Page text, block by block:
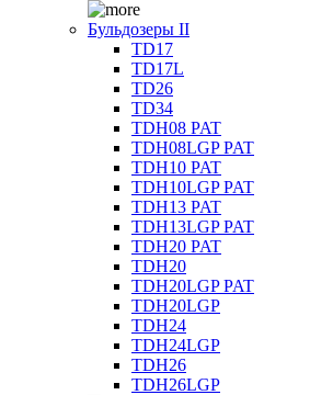
Бульдозеры II
TD17
TD17L
TD26
TD34
TDH08 PAT
TDH08LGP PAT
TDH10 PAT
TDH10LGP PAT
TDH13 PAT
TDH13LGP PAT
TDH20 PAT
TDH20
TDH20LGP PAT
TDH20LGP
TDH24
TDH24LGP
TDH26
TDH26LGP